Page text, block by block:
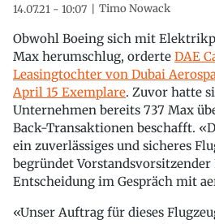
14.07.21 - 10:07 Timo Nowack
Obwohl Boeing sich mit
Max herumschlug, orderte DAE
Leasingtochter von Dubai
April 15 Exemplare. Zuvor hatte
Unternehmen bereits 737 Max
Back-Transaktionen beschafft.
ein zuverlässiges und sicheres
begründet
Entscheidung im Gespräch mit
«Unser Auftrag für dieses